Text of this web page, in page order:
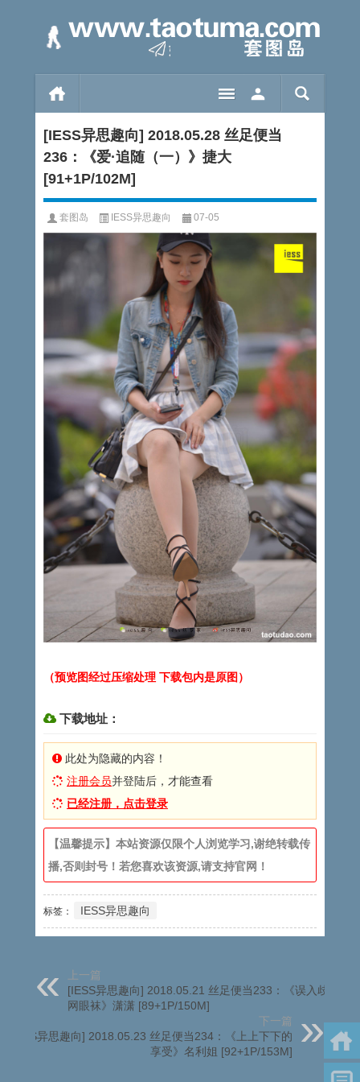
[IESS异思趣向] 2018.05.28 丝足便当
236：《爱·追随（一）》捷大
[91+1P/102M]
套图岛 IESS异思趣向 07-05
（预览图经过压缩处理 下载包内是原图）
下载地址：
此处为隐藏的内容！
注册会员并登陆后，才能查看
已经注册，点击登录
【温馨提示】本站资源仅限个人浏览学习,谢绝转载传
播,否则封号！若您喜欢该资源,请支持官网！
标签： IESS异思趣向
上一篇
[IESS异思趣向] 2018.05.21 丝足便当233：《误入歧途的
网眼袜》潇潇 [89+1P/150M]
下一篇
[IESS异思趣向] 2018.05.23 丝足便当234：《上上下下的
享受》名利姐 [92+1P/153M]